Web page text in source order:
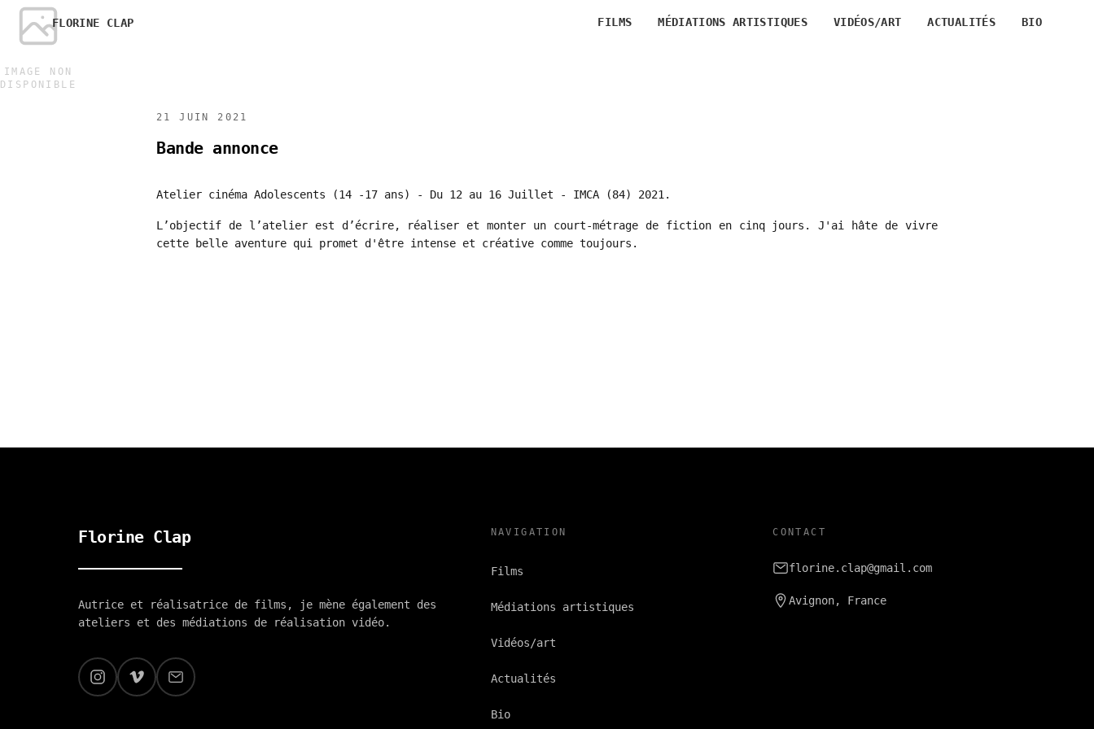
FLORINE CLAP FILMS MÉDIATIONS ARTISTIQUES VIDÉOS/ART ACTUALITÉS BIO
IMAGE NON
DISPONIBLE
21 JUIN 2021
Bande annonce
Atelier cinéma Adolescents (14 -17 ans) - Du 12 au 16 Juillet - IMCA (84) 2021.
L’objectif de l’atelier est d’écrire, réaliser et monter un court-métrage de fiction en cinq jours. J'ai hâte de vivre
cette belle aventure qui promet d'être intense et créative comme toujours.
Florine Clap
Autrice et réalisatrice de films, je mène également des
ateliers et des médiations de réalisation vidéo.
NAVIGATION
Films
Médiations artistiques
Vidéos/art
Actualités
Bio
CONTACT
florine.clap@gmail.com
Avignon, France